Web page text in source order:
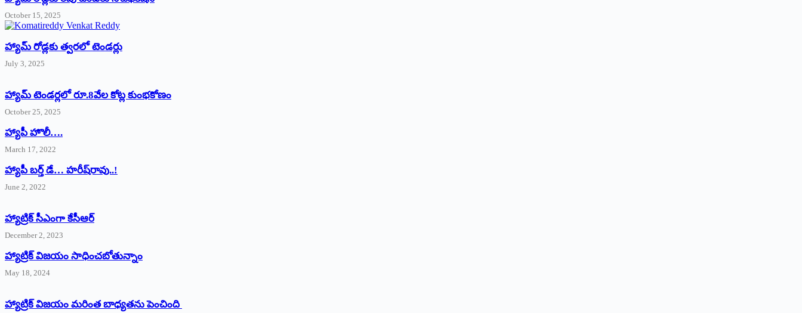
October 15, 2025
హ్యామ్‌ రోడ్లకు త్వరలో టెండర్లు
July 3, 2025
హ్యామ్‌ ‌టెండర్లలో రూ.8వేల కోట్ల కుంభకోణం
October 25, 2025
హ్యాపీ హొలీ….
March 17, 2022
హ్యాపీ బర్త్ ‌డే… హరీష్‌రావు..!
June 2, 2022
హ్యాట్రిక్‌ ‌సీఎంగా కేసీఆర్‌
December 2, 2023
హ్యాట్రిక్‌ విజయం సాధించబోతున్నాం
May 18, 2024
హ్యాట్రిక్ విజయం మరింత బాధ్యతను పెంచింది